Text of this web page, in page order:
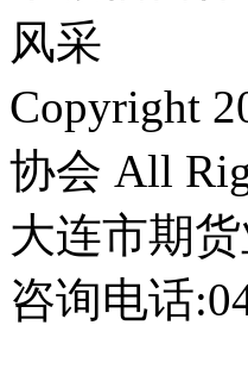
风采
Copyright
协会 All
大连市期
咨询电话